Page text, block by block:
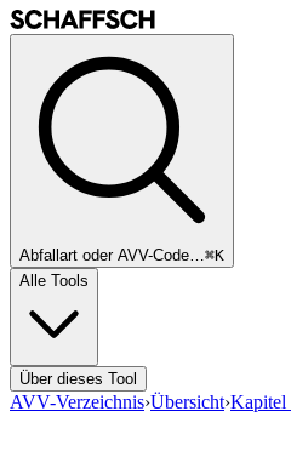
Abfallart oder AVV-Code…⌘K
Alle Tools
Über dieses Tool
AVV-Verzeichnis›Übersicht›Kapitel